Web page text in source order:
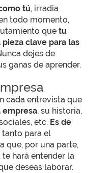
tú, irradia
todo momento,
que tu
clave para las
dejes de
ganas de aprender.
cada entrevista que
empresa, su historia,
etc. Es de
tanto para el
que, por una parte,
hará entender la
deseas laborar.